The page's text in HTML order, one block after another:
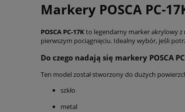
Markery POSCA PC-
POSCA PC-17Kto legendarny marker akrylowy z
pierwszym pociągnięciu. Idealny wybór, jeśli
Do czego nadają się markery POSCA
Ten model został stworzony do dużych
szkło
metal